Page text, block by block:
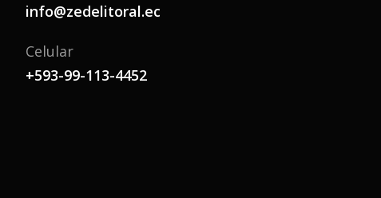
info@zedelitoral.ec
Celular
+593-99-113-4452